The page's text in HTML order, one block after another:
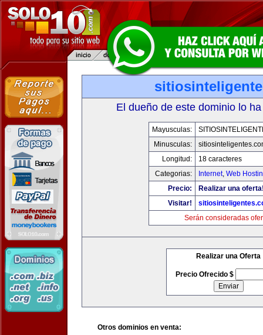
El dueño de este dominio lo
Mayusculas:
Minusculas:
Longitud:
18 caracteres
Categorias:
Internet, Web
Precio:
Realizar una
Visitar!
Serán consideradas
Realizar una Oferta
Precio Ofrecido $
Otros dominios en venta: